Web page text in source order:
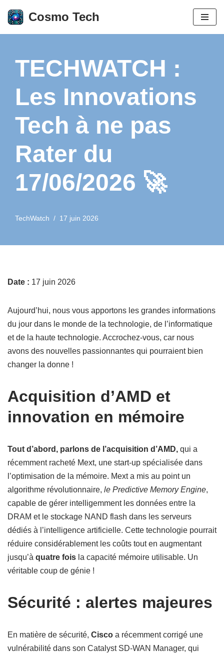
Aller
Cosmo Tech
TECHWATCH :
Les Innovations
Tech à ne pas
Rater du
17/06/2026 🚀
TechWatch 17 juin 2026
Date : 17 juin 2026
Aujourd’hui, nous vous apportons les grandes informations
du jour dans le monde de la technologie, de l’informatique
et de la haute technologie. Accrochez-vous, car nous
avons des nouvelles passionnantes qui pourraient bien
changer la donne !
Acquisition d’AMD et
innovation en mémoire
Tout d’abord, parlons de l’acquisition d’AMD, qui a
récemment racheté Mext, une start-up spécialisée dans
l’optimisation de la mémoire. Mext a mis au point un
algorithme révolutionnaire, le Predictive Memory Engine,
capable de gérer intelligemment les données entre la
DRAM et le stockage NAND flash dans les serveurs
dédiés à l’intelligence artificielle. Cette technologie pourrait
réduire considérablement les coûts tout en augmentant
jusqu’à quatre fois la capacité mémoire utilisable. Un
véritable coup de génie !
Sécurité : alertes majeures
En matière de sécurité, Cisco a récemment corrigé une
vulnérabilité dans son Catalyst SD-WAN Manager, qui